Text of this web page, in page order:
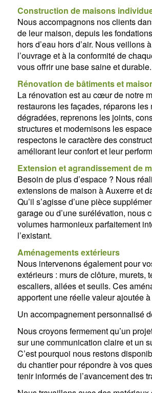
Construction de maisons
Nous accompagnons nos clients
de leur maison, depuis les
hors d’eau hors d’air. Nous veillons
l’ouvrage et à la conformité de
vous offrir une base saine et durable.
Rénovation de bâtiments et
La rénovation est au cœur de notre
restaurons les façades, réparons les
dégradées, reprenons les joints,
structures et modernisons les
respectons le caractère des
améliorant leur confort et leur
Extension et agrandissement de
Besoin de plus d’espace ? Nous
extensions de maison à Auxerre et
Qu’il s’agisse d’une pièce
garage ou d’une surélévation, nous
volumes harmonieux parfaitement
l’existant.
Aménagements extérieurs
Nous intervenons également pour
extérieurs : murs de clôture, murets,
escaliers, allées et seuils. Ces
apportent une réelle valeur ajoutée
Un accompagnement personnalisé
Nous croyons fermement qu’un
sur une communication claire et un
C’est pourquoi nous restons
du chantier pour répondre à vos
tenir informés de l’avancement des